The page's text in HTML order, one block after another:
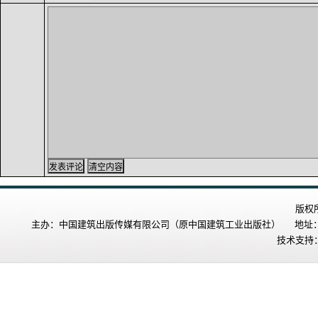
版权
主办：中国建筑出版传媒有限公司（原中国建筑工业出版社） 地
技术支持